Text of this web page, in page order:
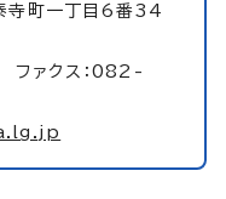
町一丁目6番34
ァクス：082-